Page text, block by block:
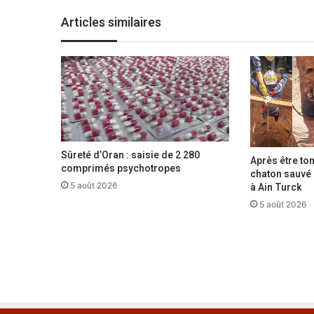
r
r
ê
t
é
a
v
e
1
0
0
é
Articles similaires
Sûreté d’Oran : saisie de 2 280
comprimés psychotropes
5 août 2026
Après être
chaton
à Ain Turck
5 août 2026